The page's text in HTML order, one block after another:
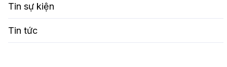
Tin sự kiện
Tin tức